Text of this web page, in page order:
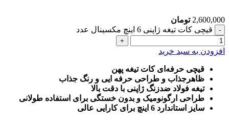
2,600,000 تومان
قیچی کات تیغه ژاپنی 6 اینچ مکسینال عدد
افزودن به سبد خرید
قیچی حرفه‌ای کات تیغه پهن
ظاهرجذاب و طراحی حرفه ایی و رنگ جذاب
تیغه فولاد ضدزنگ ژاپنی با دقت بالا
طراحی ارگونومیک و بدون خستگی برای استفاده طولانی
سایز استاندارد 6 اینچ برای کارایی عالی